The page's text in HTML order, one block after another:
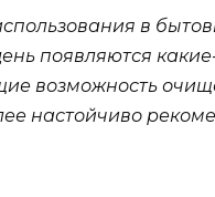
в
появляются
возможность
настойчиво